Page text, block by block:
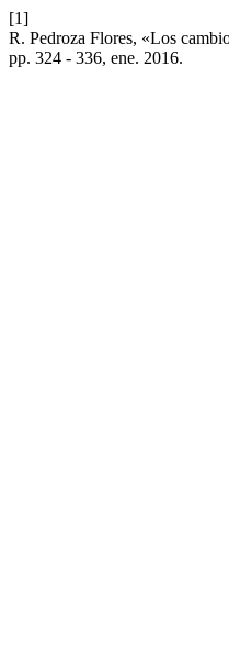
[1]
R. Pedroza Flores, «Los
pp. 324 - 336, ene. 2016.